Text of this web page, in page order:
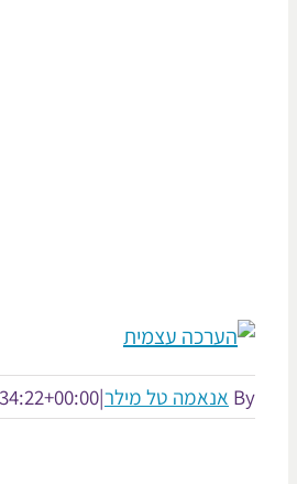
By אנאמה טל מילר|